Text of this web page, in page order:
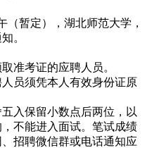
（暂定），湖北师范大学，
。
准考证的应聘人员。
员须凭本人有效身份证原
入保留小数点后两位，以
不能进入面试。笔试成绩
招聘微信群或电话通知应